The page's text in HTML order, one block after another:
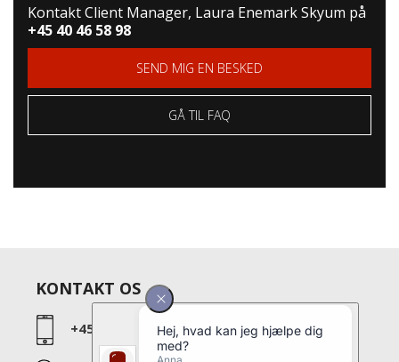
Kontakt Client Manager, Laura Enemark Skyum på
+45 40 46 58 98
SEND MIG EN BESKED
GÅ TIL FAQ
KONTAKT OS
+45 39 27 60 60